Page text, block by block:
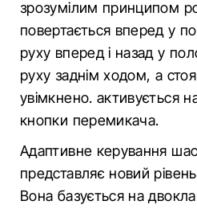
зрозумілим принципом
повертається вперед у
руху вперед і назад у
руху заднім ходом, а
увімкнено. активується
кнопки перемикача.
Адаптивне керування
представляє новий рівень
Вона базується на